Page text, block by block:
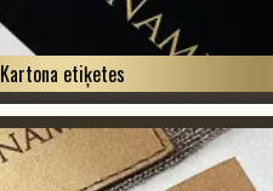
Kartona etiķetes